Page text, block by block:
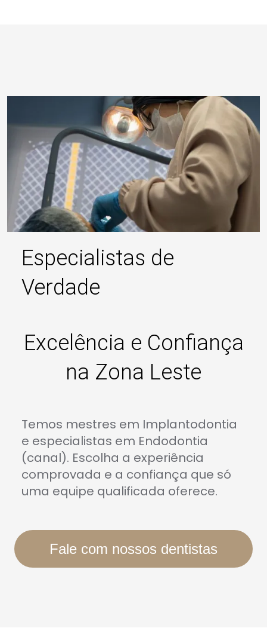
Especialistas de
Verdade
Excelência e Confiança
na Zona Leste
Temos mestres em Implantodontia
e especialistas em Endodontia
(canal). Escolha a experiência
comprovada e a confiança que só
uma equipe qualificada oferece.
Fale com nossos dentistas